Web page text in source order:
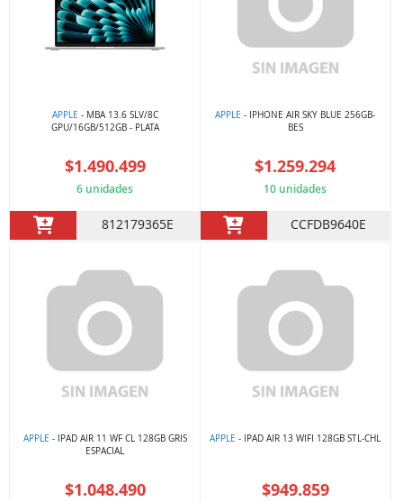
APPLE - MBA 13.6 SLV/8C
GPU/16GB/512GB - PLATA
$1.490.499
6 unidades
812179365E
APPLE - IPHONE AIR SKY BLUE 256GB-
BES
$1.259.294
10 unidades
CCFDB9640E
APPLE - IPAD AIR 11 WF CL 128GB GRIS
ESPACIAL
$1.048.490
APPLE - IPAD AIR 13 WIFI 128GB STL-CHL
$949.859